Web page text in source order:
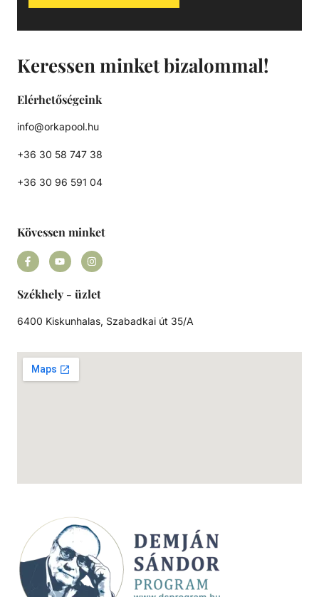
Keressen minket bizalommal!
Elérhetőségeink
info@orkapool.hu
+36 30 58 747 38
+36 30 96 591 04
Kövessen minket
Székhely - üzlet
6400 Kiskunhalas, Szabadkai út 35/A